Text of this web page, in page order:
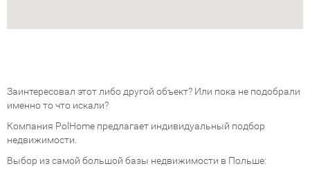
Заинтересовал этот либо другой объект? Или пока не подобрали
именно то что искали?
Компания PolHome предлагает индивидуальный подбор
недвижимости.
Выбор из самой большой базы недвижимости в Польше: